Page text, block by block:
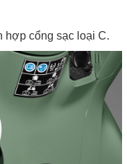
hợp cổng sạc loại C.